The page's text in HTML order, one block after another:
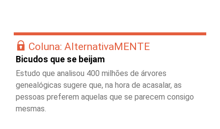
Coluna: AlternativaMENTE
Bicudos que se beijam
Estudo que analisou 400 milhões de árvores
genealógicas sugere que, na hora de acasalar, as
pessoas preferem aquelas que se parecem consigo
mesmas.